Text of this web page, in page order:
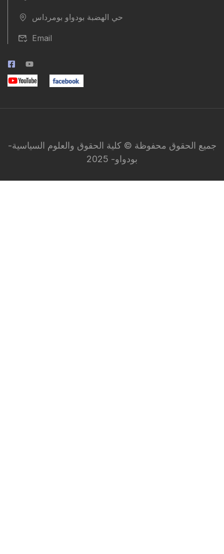
حي الهضبة بودواو بومرداس
Email
جميع الحقوق محفوظة © كلية الحقوق والعلوم السياسية-
بودواو- 2025